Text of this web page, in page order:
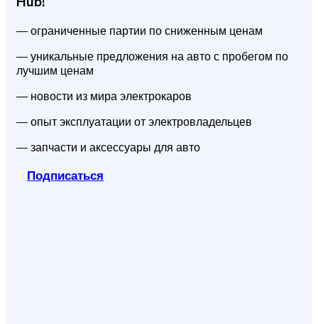
— ограниченные партии по сниженным ценам
— уникальные предложения на авто с пробегом по
лучшим ценам
— новости из мира электрокаров
— опыт эксплуатации от электровладельцев
— запчасти и аксессуары для авто
Подписаться